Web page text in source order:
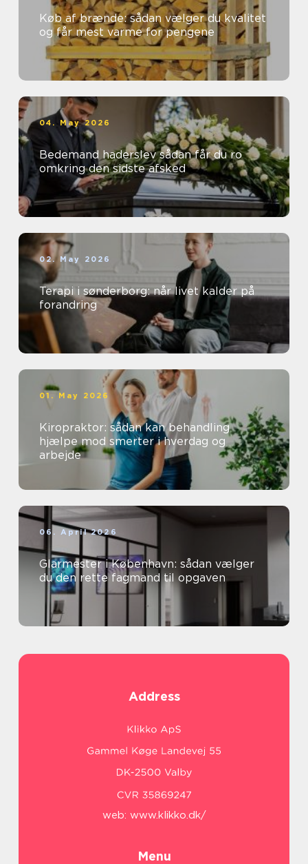
Køb af brænde: sådan vælger du kvalitet
og får mest varme for pengene
04. May 2026
Bedemand haderslev sådan får du ro
omkring den sidste afsked
02. May 2026
Terapi i sønderborg: når livet kalder på
forandring
01. May 2026
Kiropraktor: sådan kan behandling
hjælpe mod smerter i hverdag og
arbejde
06. April 2026
Glarmester i København: sådan vælger
du den rette fagmand til opgaven
Address
web: www.klikko.dk/
Menu